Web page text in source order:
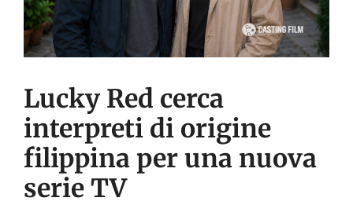
Lucky Red cerca
interpreti di origine
filippina per una nuova
serie TV